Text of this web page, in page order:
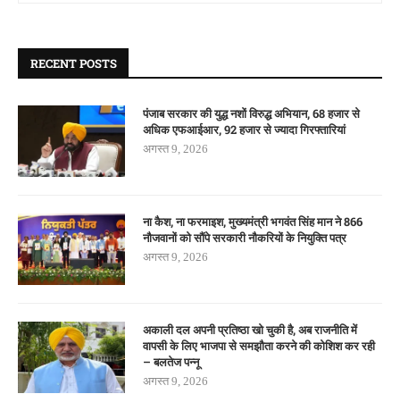
RECENT POSTS
पंजाब सरकार की युद्ध नशों विरुद्ध अभियान, 68 हजार से
अधिक एफआईआर, 92 हजार से ज्यादा गिरफ्तारियां
अगस्त 9, 2026
ना कैश, ना फरमाइश, मुख्यमंत्री भगवंत सिंह मान ने 866
नौजवानों को सौंपे सरकारी नौकरियों के नियुक्ति पत्र
अगस्त 9, 2026
अकाली दल अपनी प्रतिष्ठा खो चुकी है, अब राजनीति में
वापसी के लिए भाजपा से समझौता करने की कोशिश कर रही
– बलतेज पन्नू
अगस्त 9, 2026